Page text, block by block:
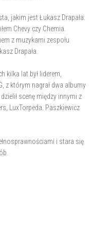
jakim jest Łukasz Drapała.
Chevy czy Chemia.
z muzykami zespołu
Drapała.
kilka lat był liderem,
z którym nagrał dwa albumy
scenę między innymi z
LuxTorpeda. Paszkiewicz
i stara się